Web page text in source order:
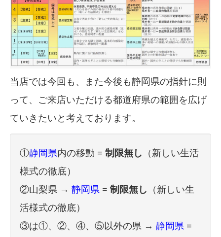
当店では今回も、また今後も静岡県の指針に則
って、ご来店いただける都道府県の範囲を広げ
ていきたいと考えております。
①静岡県内の移動 = 制限無し （新しい生活
様式の徹底）
②山梨県 → 静岡県 = 制限無し （新しい生
活様式の徹底）
③は①、②、④、⑤以外の県 → 静岡県 =